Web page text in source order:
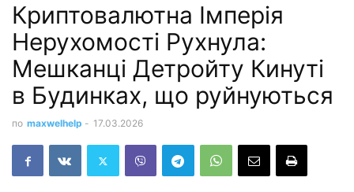
Криптовалютна Імперія
Нерухомості Рухнула:
Мешканці Детройту Кинуті
в Будинках, що руйнуються
по maxwelhelp - 17.03.2026